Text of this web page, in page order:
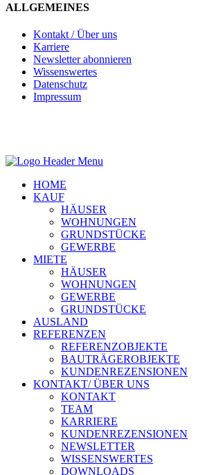
ALLGEMEINES
Kontakt / Über uns
Karriere
Newsletter abonnieren
Wissenswertes
Datenschutz
Impressum
HOME
KAUF
HÄUSER
WOHNUNGEN
GRUNDSTÜCKE
GEWERBE
MIETE
HÄUSER
WOHNUNGEN
GEWERBE
GRUNDSTÜCKE
AUSLAND
REFERENZEN
REFERENZOBJEKTE
BAUTRÄGEROBJEKTE
KUNDENREZENSIONEN
KONTAKT/ ÜBER UNS
KONTAKT
TEAM
KARRIERE
KUNDENREZENSIONEN
NEWSLETTER
WISSENSWERTES
DOWNLOADS